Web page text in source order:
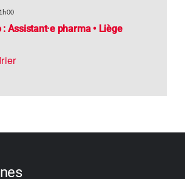
: Assistant·e pharma • Liège